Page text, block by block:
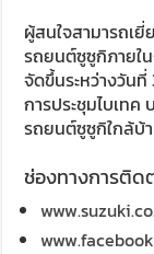
ผู้สนใจสามารถเ
รถยนต์ซูซูกิภายใ
จัดขึ้นระหว่างวัน
การประชุมไบเทค
รถยนต์ซูซูกิใกล้บ้
ช่องทางการติด